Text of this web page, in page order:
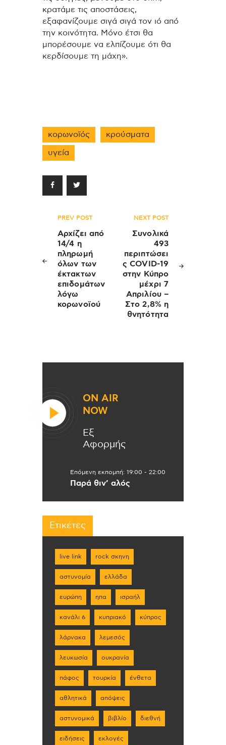
κρατάμε τις αποστάσεις,
εξαφανίζουμε σιγά σιγά τον ιό από
την κοινότητα. Μόνο έτσι θα
μπορέσουμε να ελπίζουμε ότι θα
κερδίσουμε τη μάχη».
κορωνοϊός κρούσματα
υγεία
Πλοήγηση
άρθρων
PREV POST
Αρχίζει από
14/4 η
πληρωμή
όλων των
έκτακτων
επιδομάτων
λόγω
κορωνοϊού
NEXT POST
Συνολικά
493
περιπτώσει
ς COVID-19
στην Κύπρο
μέχρι 7
Απριλίου –
Στο 2,8% η
θνητότητα
ON AIR
NOW
Εξ
Αφορμής
Επόμενη εκπομπή: 19:00 - 22:00
Παρά θιν’ αλός
Ετικέτες
live link rock σκηνη
αστυνομία ελλάδα
ευρώπη ηπα ισραήλ
κανάλι 6 κυπριακό κύπρος
λάρνακα λεμεσός
λευκωσία ουκρανία
πάφος τουρκία ένθετα
αθλητικά απόψεις
αστυνομικά βιβλίο διεθνή
ειδήσεις εκλογές